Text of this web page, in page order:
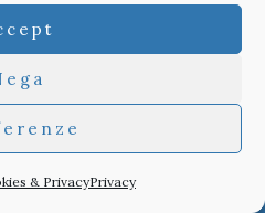
& PrivacyPrivacy
la storia del giornale e sfoglia
PDF.
-Privacy-Informativa Cookies